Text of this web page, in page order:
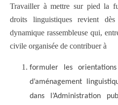
Travailler à mettre sur pied la
droits linguistiques revient
dynamique rassembleuse qui,
civile organisée de contribuer à
formuler les
d’aménagement
dans l’Administration